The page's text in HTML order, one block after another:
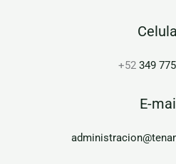
+52 349
E-